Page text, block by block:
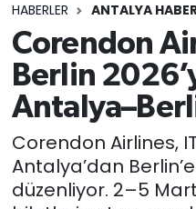
HABERLER ANTALYA
Corendon
Berlin
Corendon Airlines,
Antalya’dan
düzenliyor. 2–5
Ekonomi
Video
Eğitim
Kültür-sanat
Ekonomi
Kültür-sanat
Sağlık
Süper Lig Puan
Tüm Manşetler
Son Dakika
Haber Arşivi